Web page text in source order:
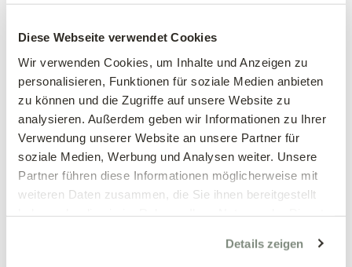
Diese Webseite verwendet Cookies
Wir verwenden Cookies, um Inhalte und Anzeigen zu
personalisieren, Funktionen für soziale Medien anbieten
zu können und die Zugriffe auf unsere Website zu
analysieren. Außerdem geben wir Informationen zu Ihrer
Verwendung unserer Website an unsere Partner für
soziale Medien, Werbung und Analysen weiter. Unsere
Partner führen diese Informationen möglicherweise mit
weiteren Daten zusammen, die Sie ihnen bereitgestellt
Details zeigen
Stiefmütterchen, weiß
3,89 €
3 Stück/Packung
9 cm Topf
Stiefmütterchen, weinrot
3,89 €
3 Stück/Packung
9 cm Topf